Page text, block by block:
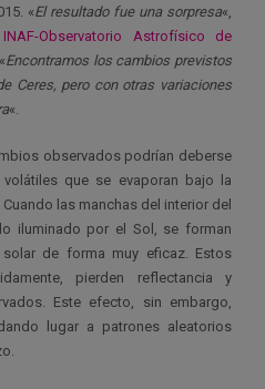
«El resultado fue una sorpresa«,
INAF-Observatorio Astrofísico de
Encontramos los cambios previstos
Ceres, pero con otras variaciones
«.
observados podrían deberse
que se evaporan bajo la
las manchas del interior del
iluminado por el Sol, se forman
de forma muy eficaz. Estos
pierden reflectancia y
Este efecto, sin embargo,
lugar a patrones aleatorios